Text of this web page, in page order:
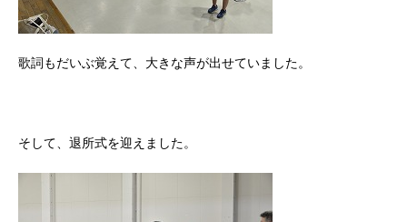
歌詞もだいぶ覚えて、大きな声が出せていました。
そして、退所式を迎えました。